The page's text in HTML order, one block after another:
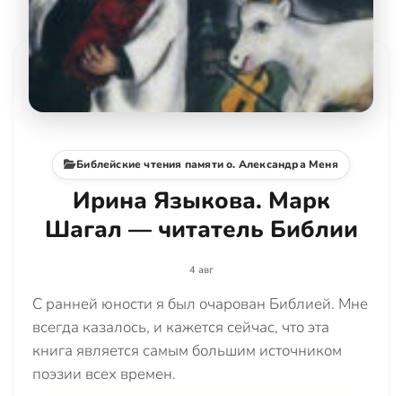
Библейские чтения памяти о. Александра Меня
Ирина Языкова. Марк
Шагал — читатель Библии
4 авг
С ранней юности я был очарован Библией. Мне
всегда казалось, и кажется сейчас, что эта
книга является самым большим источником
поэзии всех времен.